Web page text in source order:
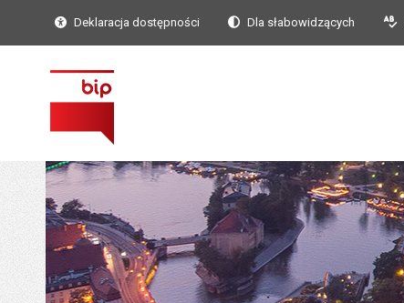
Deklaracja dostępności Dla słabowidzących